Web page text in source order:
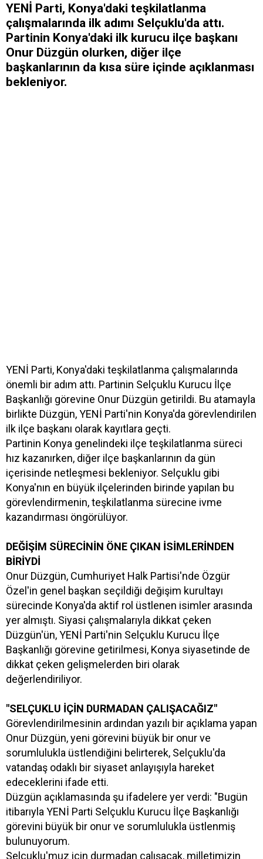
YENİ Parti, Konya'daki teşkilatlanma
çalışmalarında ilk adımı Selçuklu'da attı.
Partinin Konya'daki ilk kurucu ilçe başkanı
Onur Düzgün olurken, diğer ilçe
başkanlarının da kısa süre içinde açıklanması
bekleniyor.
YENİ Parti, Konya'daki teşkilatlanma çalışmalarında
önemli bir adım attı. Partinin Selçuklu Kurucu İlçe
Başkanlığı görevine Onur Düzgün getirildi. Bu atamayla
birlikte Düzgün, YENİ Parti'nin Konya'da görevlendirilen
ilk ilçe başkanı olarak kayıtlara geçti.
Partinin Konya genelindeki ilçe teşkilatlanma süreci
hız kazanırken, diğer ilçe başkanlarının da gün
içerisinde netleşmesi bekleniyor. Selçuklu gibi
Konya'nın en büyük ilçelerinden birinde yapılan bu
görevlendirmenin, teşkilatlanma sürecine ivme
kazandırması öngörülüyor.
DEĞİŞİM SÜRECİNİN ÖNE ÇIKAN İSİMLERİNDEN
BİRİYDİ
Onur Düzgün, Cumhuriyet Halk Partisi'nde Özgür
Özel'in genel başkan seçildiği değişim kurultayı
sürecinde Konya'da aktif rol üstlenen isimler arasında
yer almıştı. Siyasi çalışmalarıyla dikkat çeken
Düzgün'ün, YENİ Parti'nin Selçuklu Kurucu İlçe
Başkanlığı görevine getirilmesi, Konya siyasetinde de
dikkat çeken gelişmelerden biri olarak
değerlendiriliyor.
"SELÇUKLU İÇİN DURMADAN ÇALIŞACAĞIZ"
Görevlendirilmesinin ardından yazılı bir açıklama yapan
Onur Düzgün, yeni görevini büyük bir onur ve
sorumlulukla üstlendiğini belirterek, Selçuklu'da
vatandaş odaklı bir siyaset anlayışıyla hareket
edeceklerini ifade etti.
Düzgün açıklamasında şu ifadelere yer verdi: "Bugün
itibarıyla YENİ Parti Selçuklu Kurucu İlçe Başkanlığı
görevini büyük bir onur ve sorumlulukla üstlenmiş
bulunuyorum.
Selçuklu'muz için durmadan çalışacak, milletimizin